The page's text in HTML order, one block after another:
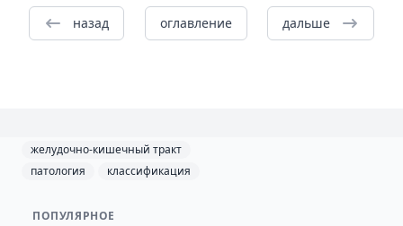
назад оглавление дальше
желудочно-кишечный тракт
патология
классификация
ПОПУЛЯРНОЕ